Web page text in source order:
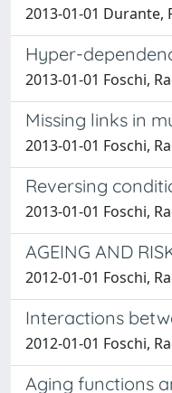
2013-01-01 Durante,
Hyper-
2013-01-01 Foschi,
Missing links in
2013-01-01 Foschi,
Reversing
2013-01-01 Foschi,
AGEING AND
2012-01-01 Foschi,
Interactions
2012-01-01 Foschi,
Aging functions